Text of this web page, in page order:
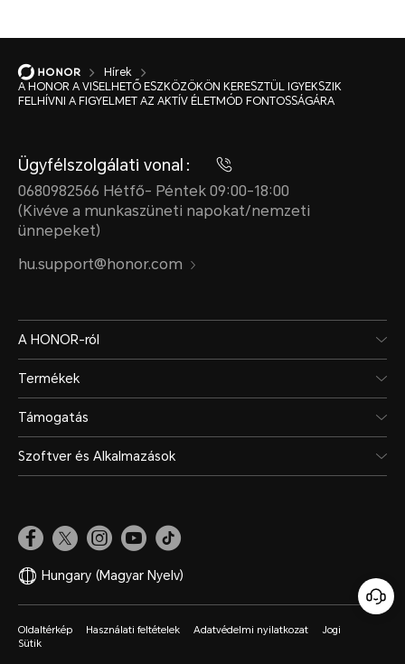
Hírek
A HONOR A VISELHETŐ ESZKÖZÖKÖN KERESZTÜL IGYEKSZIK
FELHÍVNI A FIGYELMET AZ AKTÍV ÉLETMÓD FONTOSSÁGÁRA
Ügyfélszolgálati vonal：
0680982566 Hétfő- Péntek 09:00-18:00
(Kivéve a munkaszüneti napokat/nemzeti
ünnepeket)
hu.support@honor.com
A HONOR-ról
Termékek
Támogatás
Szoftver és Alkalmazások
Hungary (Magyar Nyelv)
Oldaltérkép Használati feltételek Adatvédelmi nyilatkozat
Jogi
Sütik